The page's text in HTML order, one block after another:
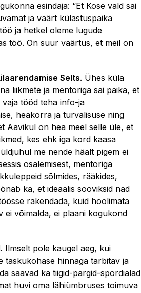
esindaja: “Et Kose vald sai
ja väärt külastuspaika
ja hetkel oleme lugude
töö. On suur väärtus, et meil on
Selts. Ühes küla
liikmete ja mentoriga sai paika, et
tööd teha info-ja
heakorra ja turvalisuse ning
Aavikul on hea meel selle üle, et
kes ehk iga kord kaasa
me nende häält pigem ei
osalemisest, mentoriga
sõlmides, rääkides,
ka, et ideaalis sooviksid nad
rakendada, kuid hoolimata
ei võimalda, ei plaani kogukond
Ilmselt pole kaugel aeg, kui
taskukohase hinnaga tarbitav ja
saavad ka tiigid-pargid-spordialad
huvi oma lähiümbruses toimuva